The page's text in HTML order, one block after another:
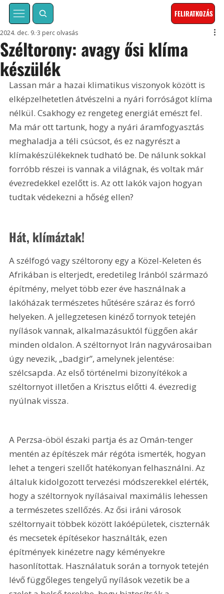
FELIRATKOZÁS
Széltorony: avagy ősi klíma
készülék
2024. dec. 9. 3 perc olvasás
Lassan már a hazai klimatikus viszonyok között is
elképzelhetetlen átvészelni a nyári forróságot klíma
nélkül. Csakhogy ez rengeteg energiát emészt fel.
Ma már ott tartunk, hogy a nyári áramfogyasztás
meghaladja a téli csúcsot, és ez nagyrészt a
klímakészülékeknek tudható be. De nálunk sokkal
forróbb részei is vannak a világnak, és voltak már
évezredekkel ezelőtt is. Az ott lakók vajon hogyan
tudtak védekezni a hőség ellen?
Hát, klímáztak!
A szélfogó vagy széltorony egy a Közel-Keleten és
Afrikában is elterjedt, eredetileg Iránból származó
építmény, melyet több ezer éve használnak a
lakóházak természetes hűtésére száraz és forró
helyeken. A jellegzetesen kinéző tornyok tetején
nyílások vannak, alkalmazásuktól függően akár
minden oldalon. A széltornyot Irán nagyvárosaiban
úgy nevezik, „badgir”, amelynek jelentése:
szélcsapda. Az első történelmi bizonyítékok a
széltornyot illetően a Krisztus előtti 4. évezredig
nyúlnak vissza.
A Perzsa-öböl északi partja és az Omán-tenger
mentén az építészek már régóta ismerték, hogyan
lehet a tengeri szellőt hatékonyan felhasználni. Az
általuk kidolgozott tervezési módszerekkel elérték,
hogy a széltornyok nyílásaival maximális lehessen
a természetes szellőzés. Az ősi iráni városok
széltornyait többek között lakóépületek, ciszternák
és mecsetek építésekor használták, ezen
építmények kinézetre nagy kéményekre
hasonlítottak. Használatuk során a tornyok tetején
lévő függőleges tengelyű nyílások vezetik be a